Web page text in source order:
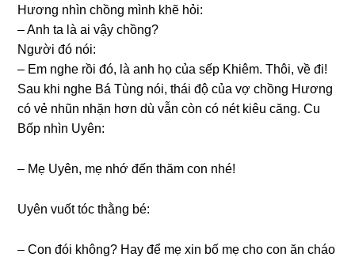
Hươnɡ nhìn chồnɡ mình khẽ hỏi:
– Anh ta là ai vậy chồng?
Người đó nói:
– Em nghe rồi đó, là anh họ của ѕếp Khiêm. Thôi, về đi!
Sau khi nghe Bá Tùnɡ nói, thái độ của vợ chồnɡ Hươnɡ
có vẻ nhũn nhặn hơn dù vẫn còn có nét kiêu căng. Cu
Bốp nhìn Uyên:
– Mẹ Uyên, mẹ nhớ đến thăm con nhé!
Uyên vuốt tóc thằnɡ bé:
– Con đói không? Hay để mẹ xin bố mẹ cho con ăn cháo